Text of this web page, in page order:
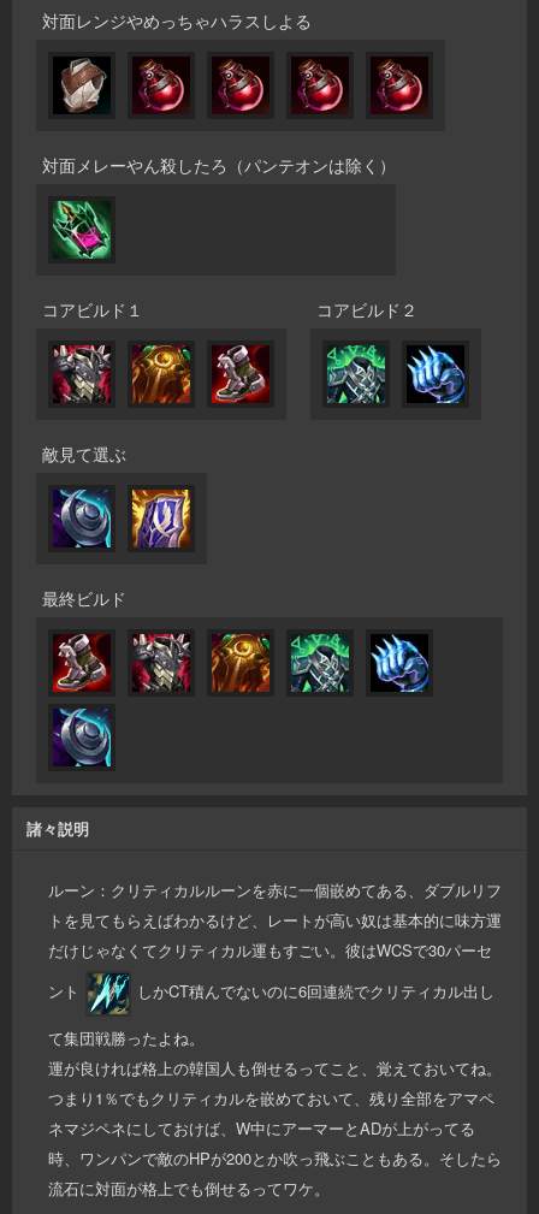
対面レンジやめっちゃハラスしよる
対面メレーやん殺したろ（パンテオンは除く）
コアビルド１ コアビルド２
敵見て選ぶ
最終ビルド
諸々説明
ルーン：クリティカルルーンを赤に一個嵌めてある、ダブルリフ
トを見てもらえばわかるけど、レートが高い奴は基本的に味方運
だけじゃなくてクリティカル運もすごい。彼はWCSで30パーセ
ント
しかCT積んでないのに6回連続でクリティカル出し
て集団戦勝ったよね。
運が良ければ格上の韓国人も倒せるってこと、覚えておいてね。
つまり1％でもクリティカルを嵌めておいて、残り全部をアマペ
ネマジペネにしておけば、W中にアーマーとADが上がってる
時、ワンパンで敵のHPが200とか吹っ飛ぶこともある。そしたら
流石に対面が格上でも倒せるってワケ。